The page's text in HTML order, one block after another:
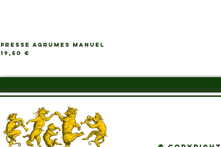
PRESSE AGRUMES MANUEL
Prix
19,50 €